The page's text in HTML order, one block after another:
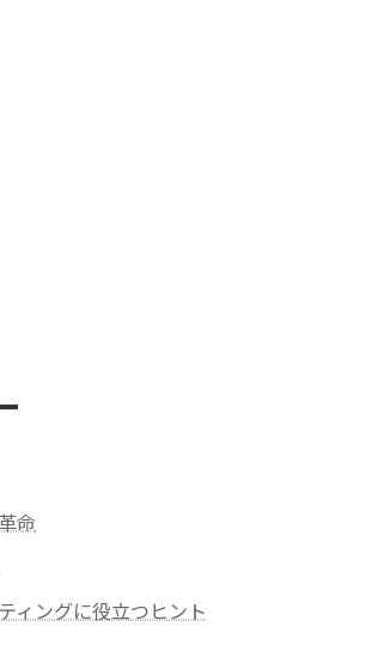
命
ィングに役立つヒント